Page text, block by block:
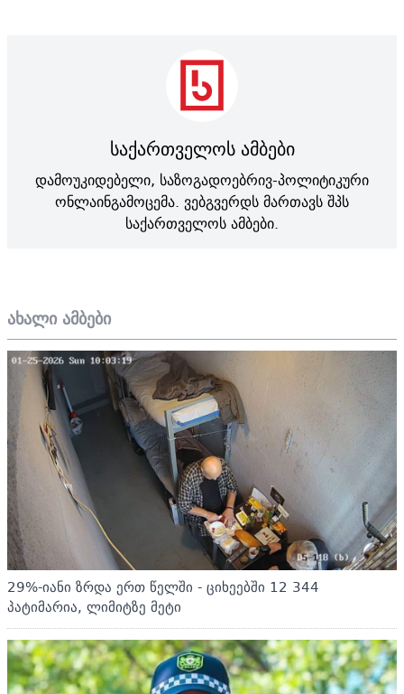
ახალი ამბები
29%-იანი ზრდა ერთ წელში - ციხეებში 12 344
პატიმარია, ლიმიტზე მეტი
საქართველოს ამბები
დამოუკიდებელი, საზოგადოებრივ-პოლიტიკური
ონლაინგამოცემა. ვებგვერდს მართავს შპს
საქართველოს ამბები.